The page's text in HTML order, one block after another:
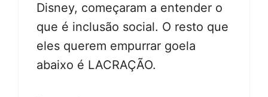
Disney, começaram a entender o
que é inclusão social. O resto que
eles querem empurrar goela
abaixo é LACRAÇÃO.